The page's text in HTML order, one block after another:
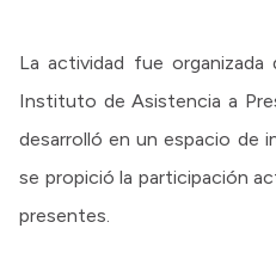
La actividad fue
Instituto de Asistencia a
desarrolló en un espacio de
se propició la participación
presentes.